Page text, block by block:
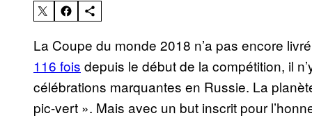
La Coupe du monde 2018 n’a pas encore
116 fois depuis le début de la compétition, il
célébrations marquantes en Russie. La
pic-vert ». Mais avec un but inscrit pour